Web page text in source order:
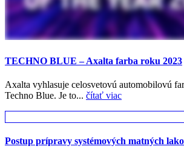
TECHNO BLUE – Axalta farba roku 2023
Axalta vyhlasuje celosvetovú automobilovú
Techno Blue. Je to... čítať viac
Postup prípravy systémových matných